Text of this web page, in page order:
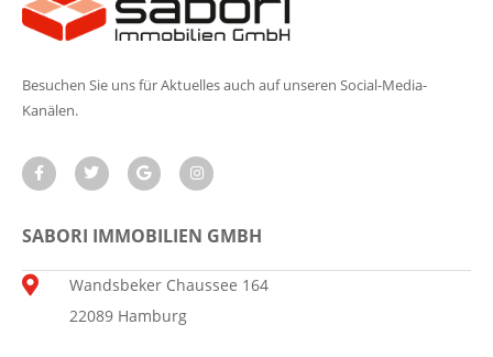
Besuchen Sie uns für Aktuelles auch auf unseren Social-Media-
Kanälen.
SABORI IMMOBILIEN GMBH
Wandsbeker Chaussee 164
22089 Hamburg